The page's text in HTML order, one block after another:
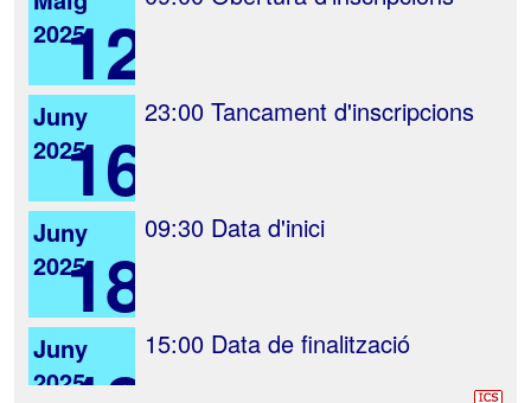
202512
Juny
202516
23:00 Tancament d'inscripcions
Juny
202518
09:30 Data d'inici
Juny
2025
15:00 Data de finalització